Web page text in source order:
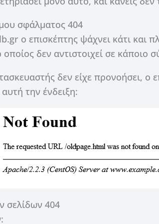
σφάλματος 404
ο επισκέπτης ψάχνει κάτι και
δεν αντιστοιχεί σε κάποιο
δεν είχε προνοήσει, ο
την ένδειξη:
σελίδων 404